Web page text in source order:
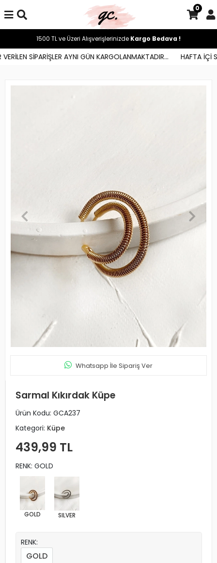
SİPARİŞLER AYNI GÜN KARGOLANMAKTADIR... HAFTA İÇİ
0
1500 TL ve Üzeri Alışverişlerinizde Kargo Bedava !
Whatsapp İle Sipariş Ver
Sarmal Kıkırdak Küpe
Ürün Kodu: GCA237
Kategori: Küpe
439,99 TL
RENK: GOLD
GOLD SILVER
RENK:
GOLD